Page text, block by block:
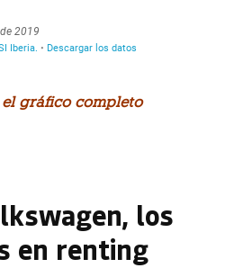
gráfico completo
los
en renting